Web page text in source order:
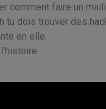
comment faire un
dois trouver des
en elle.